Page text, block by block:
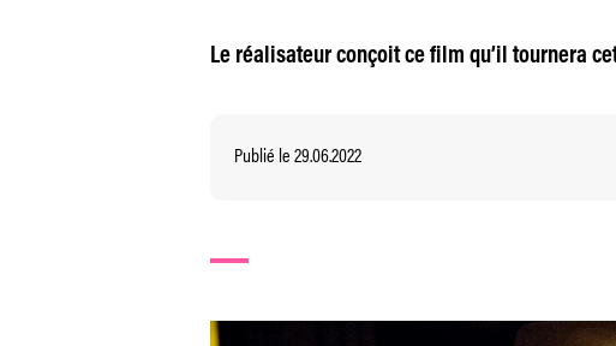
Le réalisateur conçoit ce film qu’il tournera
Publié le 29.06.2022